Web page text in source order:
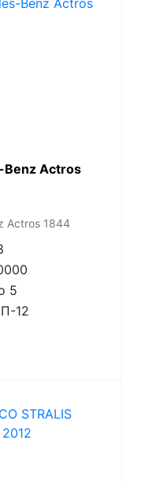
Benz Actros
Actros 1844
5
12